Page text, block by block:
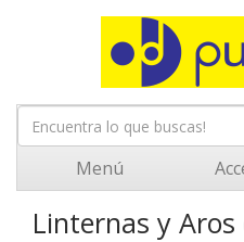
Menú
Linternas y Aros